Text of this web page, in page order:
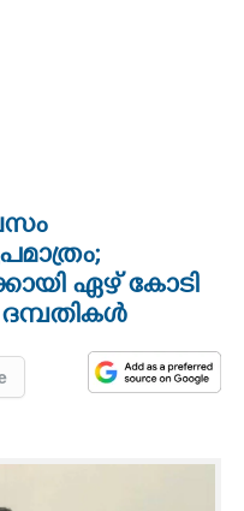
ഏഴ് കോടി